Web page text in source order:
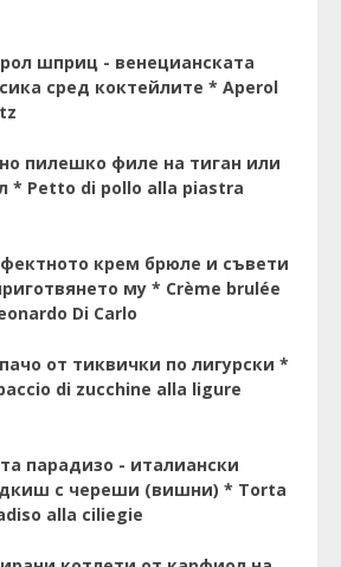
шприц - венецианската
сред коктейлите * Aperol
пилешко филе на тиган или
* Petto di pollo alla piastra
крем брюле и съвети
му * Crème brulée
Di Carlo
от тиквички по лигурски *
di zucchine alla ligure
парадизо - италиански
с череши (вишни) * Torta
alla ciliegie